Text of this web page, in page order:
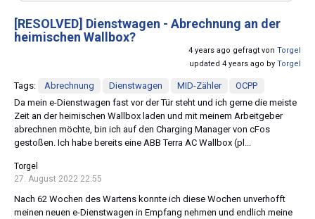
[RESOLVED] Dienstwagen - Abrechnung an der
heimischen Wallbox?
4 years ago gefragt von Torgel
updated 4 years ago by Torgel
Tags: Abrechnung Dienstwagen MID-Zähler
OCPP
Da mein e-Dienstwagen fast vor der Tür steht und ich gerne die meiste
Zeit an der heimischen Wallbox laden und mit meinem Arbeitgeber
abrechnen möchte, bin ich auf den Charging Manager von cFos
gestoßen. Ich habe bereits eine ABB Terra AC Wallbox (pl...
Torgel
27. August 2022 22:55
Nach 62 Wochen des Wartens konnte ich diese Wochen unverhofft
meinen neuen e-Dienstwagen in Empfang nehmen und endlich meine